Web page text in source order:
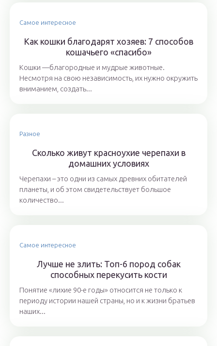
Самое интересное
Как кошки благодарят хозяев: 7 способов
кошачьего «спасибо»
Кошки —благородные и мудрые животные.
Несмотря на свою независимость, их нужно окружить
вниманием, создать...
Разное
Сколько живут красноухие черепахи в
домашних условиях
Черепахи – это одни из самых древних обитателей
планеты, и об этом свидетельствует большое
количество...
Самое интересное
Лучше не злить: Топ-6 пород собак
способных перекусить кости
Понятие «лихие 90-е годы» относится не только к
периоду истории нашей страны, но и к жизни братьев
наших...